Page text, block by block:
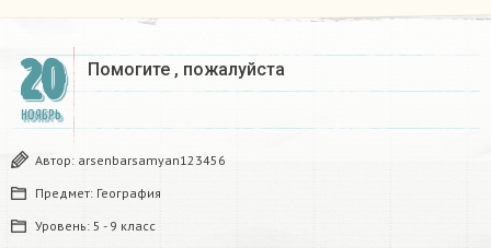
20
НОЯБРЬ
Помогите , пожалуйста
Автор: arsenbarsamyan123456
Предмет: География
Уровень: 5 - 9 класс